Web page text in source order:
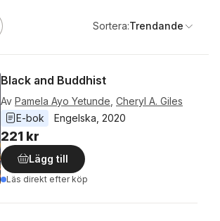
Sortera:Trendande
Black and Buddhist
Av Pamela Ayo Yetunde Cheryl A. Giles
E-bok
Engelska 2020
221 kr
Lägg till
Läs direkt efter köp